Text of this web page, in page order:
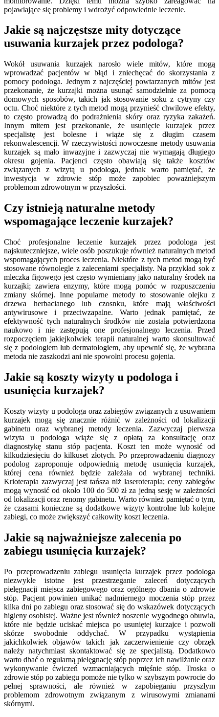
pojawiające się problemy i wdrożyć odpowiednie leczenie.
Jakie są najczęstsze mity dotyczące
usuwania kurzajek przez podologa?
Wokół usuwania kurzajek narosło wiele mitów, które mogą
wprowadzać pacjentów w błąd i zniechęcać do skorzystania z
pomocy podologa. Jednym z najczęściej powtarzanych mitów jest
przekonanie, że kurzajki można usunąć samodzielnie za pomocą
domowych sposobów, takich jak stosowanie soku z cytryny czy
octu. Choć niektóre z tych metod mogą przynieść chwilowe efekty,
to często prowadzą do podrażnienia skóry oraz ryzyka zakażeń.
Innym mitem jest przekonanie, że usunięcie kurzajek przez
specjalistę jest bolesne i wiąże się z długim czasem
rekonwalescencji. W rzeczywistości nowoczesne metody usuwania
kurzajek są mało inwazyjne i zazwyczaj nie wymagają długiego
okresu gojenia. Pacjenci często obawiają się także kosztów
związanych z wizytą u podologa, jednak warto pamiętać, że
inwestycja w zdrowie stóp może zapobiec poważniejszym
problemom zdrowotnym w przyszłości.
Czy istnieją naturalne metody
wspomagające leczenie kurzajek?
Choć profesjonalne leczenie kurzajek przez podologa jest
najskuteczniejsze, wiele osób poszukuje również naturalnych metod
wspomagających proces leczenia. Niektóre z tych metod mogą być
stosowane równolegle z zaleceniami specjalisty. Na przykład sok z
mleczka figowego jest często wymieniany jako naturalny środek na
kurzajki; zawiera enzymy, które mogą pomóc w rozpuszczeniu
zmiany skórnej. Inne popularne metody to stosowanie olejku z
drzewa herbacianego lub czosnku, które mają właściwości
antywirusowe i przeciwzapalne. Warto jednak pamiętać, że
efektywność tych naturalnych środków nie została potwierdzona
naukowo i nie zastępują one profesjonalnego leczenia. Przed
rozpoczęciem jakiejkolwiek terapii naturalnej warto skonsultować
się z podologiem lub dermatologiem, aby upewnić się, że wybrana
metoda nie zaszkodzi ani nie spowolni procesu gojenia.
Jakie są koszty wizyty u podologa i
usunięcia kurzajek?
Koszty wizyty u podologa oraz zabiegów związanych z usuwaniem
kurzajek mogą się znacznie różnić w zależności od lokalizacji
gabinetu oraz wybranej metody leczenia. Zazwyczaj pierwsza
wizyta u podologa wiąże się z opłatą za konsultację oraz
diagnostykę stanu stóp pacjenta. Koszt ten może wynosić od
kilkudziesięciu do kilkuset złotych. Po przeprowadzeniu diagnozy
podolog zaproponuje odpowiednią metodę usunięcia kurzajek,
której cena również będzie zależała od wybranej techniki.
Krioterapia zazwyczaj jest tańsza niż laseroterapia; ceny zabiegów
mogą wynosić od około 100 do 500 zł za jedną sesję w zależności
od lokalizacji oraz renomy gabinetu. Warto również pamiętać o tym,
że czasami konieczne są dodatkowe wizyty kontrolne lub kolejne
zabiegi, co może zwiększyć całkowity koszt leczenia.
Jakie są najważniejsze zalecenia po
zabiegu usunięcia kurzajek?
Po przeprowadzeniu zabiegu usunięcia kurzajek przez podologa
niezwykle istotne jest przestrzeganie zaleceń dotyczących
pielęgnacji miejsca zabiegowego oraz ogólnego dbania o zdrowie
stóp. Pacjent powinien unikać nadmiernego moczenia stóp przez
kilka dni po zabiegu oraz stosować się do wskazówek dotyczących
higieny osobistej. Ważne jest również noszenie wygodnego obuwia,
które nie będzie uciskać miejsca po usuniętej kurzajce i pozwoli
skórze swobodnie oddychać. W przypadku wystąpienia
jakichkolwiek objawów takich jak zaczerwienienie czy obrzęk
należy natychmiast skontaktować się ze specjalistą. Dodatkowo
warto dbać o regularną pielęgnację stóp poprzez ich nawilżanie oraz
wykonywanie ćwiczeń wzmacniających mięśnie stóp. Troska o
zdrowie stóp po zabiegu pomoże nie tylko w szybszym powrocie do
pełnej sprawności, ale również w zapobieganiu przyszłym
problemom zdrowotnym związanym z wirusowymi zmianami
skórnymi.